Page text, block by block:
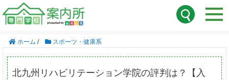
ホーム / スポーツ・健康系
北九州リハビリテーション学院の評判は？【入